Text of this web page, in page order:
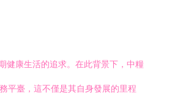
健康生活的追求。在此背景下，中糧
平臺，這不僅是其自身發展的里程